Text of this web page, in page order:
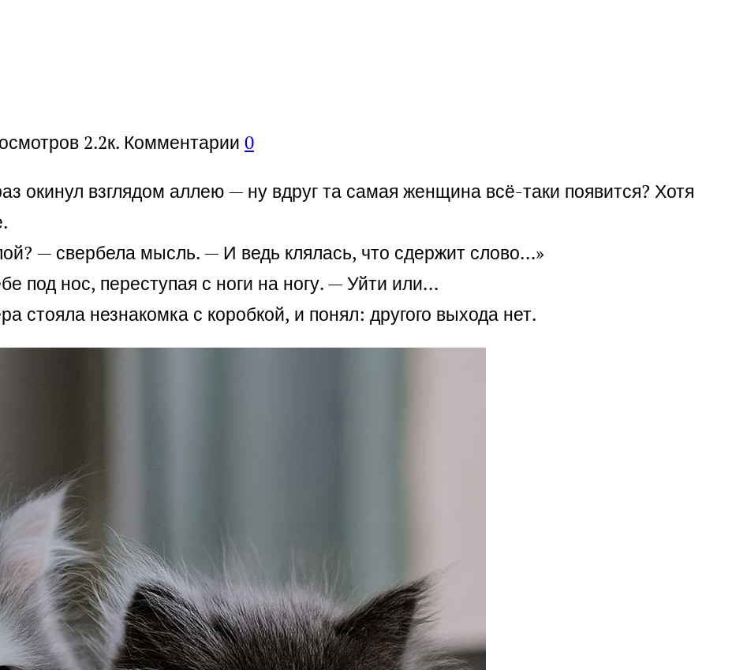
2.2к. Комментарии 0
окинул взглядом аллею — ну вдруг та самая женщина всё-таки появится? Хотя
— свербела мысль. — И ведь клялась, что сдержит слово…»
под нос, переступая с ноги на ногу. — Уйти или…
стояла незнакомка с коробкой, и понял: другого выхода нет.